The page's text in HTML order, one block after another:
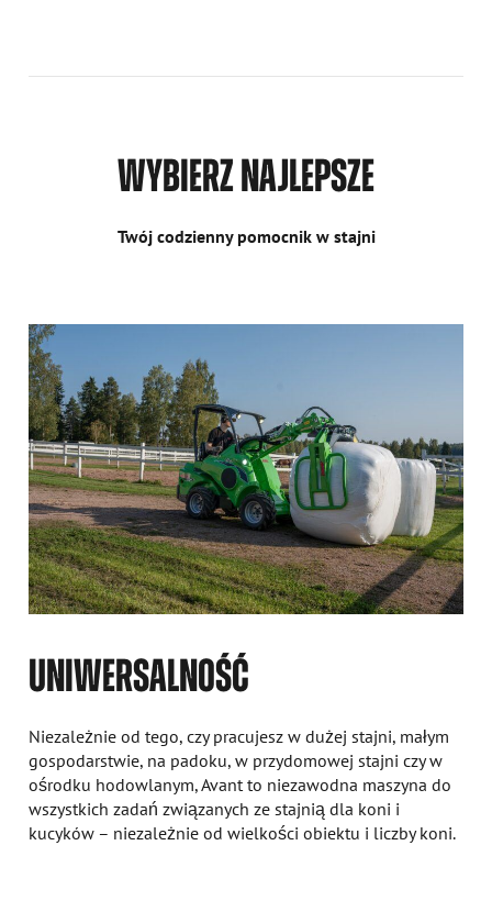
WYBIERZ NAJLEPSZE
Twój codzienny pomocnik w stajni
UNIWERSALNOŚĆ
Niezależnie od tego, czy pracujesz w dużej stajni, małym
gospodarstwie, na padoku, w przydomowej stajni czy w
ośrodku hodowlanym, Avant to niezawodna maszyna do
wszystkich zadań związanych ze stajnią dla koni i
kucyków – niezależnie od wielkości obiektu i liczby koni.